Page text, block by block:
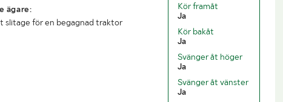
ägare:
slitage för en begagnad traktor
Kör framåt
Ja
Kör bakåt
Ja
Svänger åt höger
Ja
Svänger åt vänster
Ja